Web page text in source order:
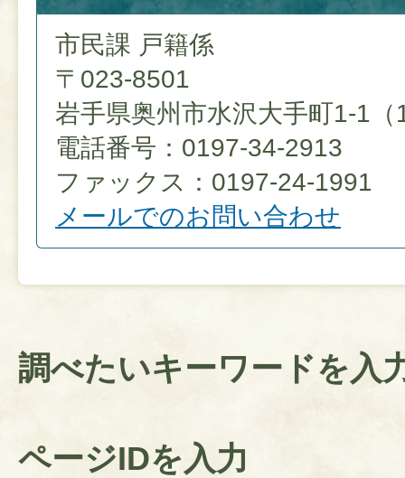
市民課 戸籍係
〒023-8501
岩手県奥州市水沢大手町1-1（
電話番号：0197-34-2913
ファックス：0197-24-1991
メールでのお問い合わせ
調べたいキーワードを入
ページIDを入力